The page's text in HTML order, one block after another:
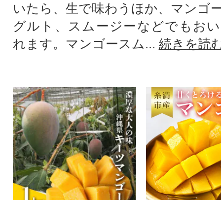
いたら、生で味わうほか、マンゴ
グルト、スムージーなどでもお
れます。マンゴースム... 続きを読